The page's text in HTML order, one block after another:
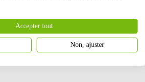
veuillez accepter Google Maps dans les
Accepter tout
Non, ajuster